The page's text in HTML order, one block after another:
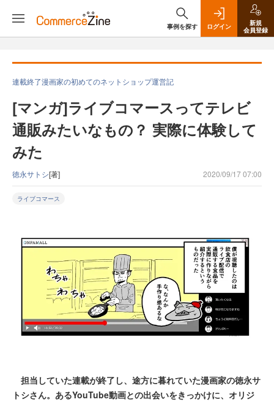
事例を探す ログイン
新規
会員登録
連載終了漫画家の初めてのネットショップ運営記
[マンガ]ライブコマースってテレビ
通販みたいなもの？ 実際に体験して
みた
徳永サトシ[著] 2020/09/17 07:00
ライブコマース
担当していた連載が終了し、途方に暮れていた漫画家の徳永サ
トシさん。あるYouTube動画との出会いをきっかけに、オリジ